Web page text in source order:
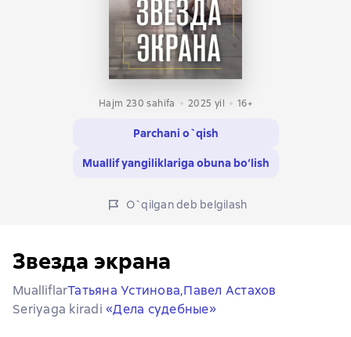
Hajm 230 sahifa 2025 yil 16+
Parchani o`qish
Muallif yangiliklariga obuna bo‘lish
O`qilgan deb belgilash
Звезда экрана
MualliflarТатьяна Устинова,Павел Астахов
Seriyaga kiradi «Дела судебные»